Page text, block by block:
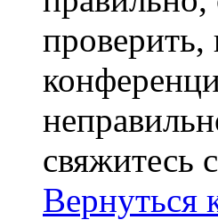
свяжитесь
Вернуться